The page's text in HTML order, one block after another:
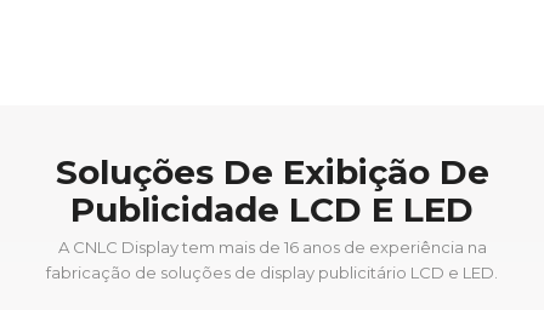
Soluções De Exibição De
Publicidade LCD E LED
A CNLC Display tem mais de 16 anos de experiência na
fabricação de soluções de display publicitário LCD e LED.